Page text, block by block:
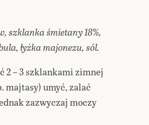
szklanka śmietany 18%,
łyżka majonezu, sól.
2 – 3 szklankami zimnej
majtasy) umyć, zalać
zazwyczaj moczy